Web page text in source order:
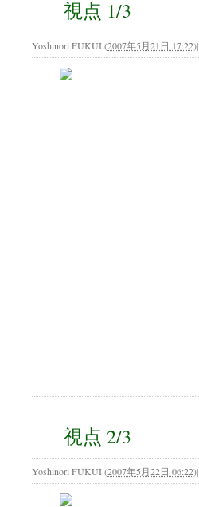
視点 1/3
Yoshinori FUKUI(2007年5月21日 17:22)|
視点 2/3
Yoshinori FUKUI(2007年5月22日 06:22)|